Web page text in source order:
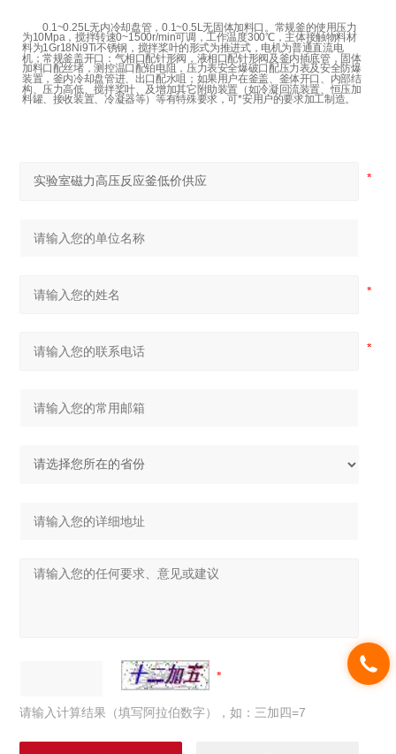
0.1~0.25L无内冷却盘管，0.1~0.5L无固体加料口。常规釜的使用压力
为10Mpa，搅拌转速0~1500r/min可调，工作温度300℃，主体接触物料材
料为1Gr18Ni9Ti不锈钢，搅拌桨叶的形式为推进式，电机为普通直流电
机；常规釜盖开口：气相口配针形阀，液相口配针形阀及釜内插底管，固体
加料口配丝堵，测控温口配铂电阻，压力表安全爆破口配压力表及安全防爆
装置，釜内冷却盘管进、出口配水咀；如果用户在釜盖、釜体开口、内部结
构、压力高低、搅拌桨叶、及增加其它附助装置（如冷凝回流装置、恒压加
料罐、接收装置、冷凝器等）等有特殊要求，可*安用户的要求加工制造。
请输入计算结果（填写阿拉伯数字），如：三加四=7